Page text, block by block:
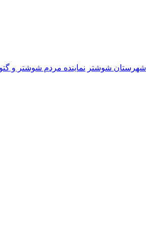
شهرستان شوشتر نماینده مردم شوشتر و